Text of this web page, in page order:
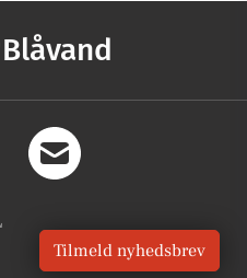
Blåvand
Tilmeld nyhedsbrev